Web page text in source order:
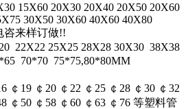
15X60 20X30 20X40 20X50 20X60
30X50 30X60 40X60 40X80
咨来样订做!!
22X22 25X25 28X28 30X30 38X38
70*70 75*75,80*80MM
￠19 ￠20 ￠22 ￠25 ￠28 ￠30 ￠32
￠50 ￠58 ￠60 ￠63 ￠76 等塑料管